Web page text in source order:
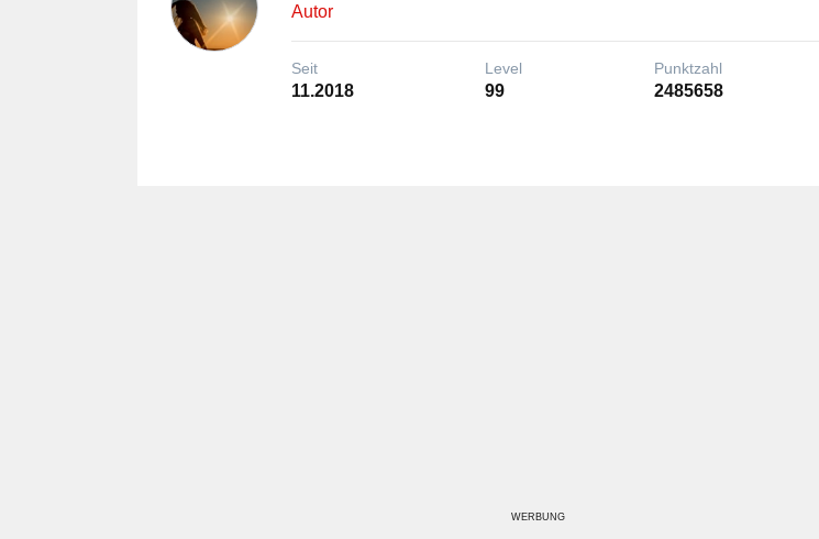
Autor
Seit
11.2018
Level
99
Punktzahl
2485658
WERBUNG